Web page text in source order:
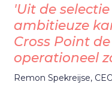
'Uit de
ambitieuze
Cross Point
operationeel
Remon Spekreijse,